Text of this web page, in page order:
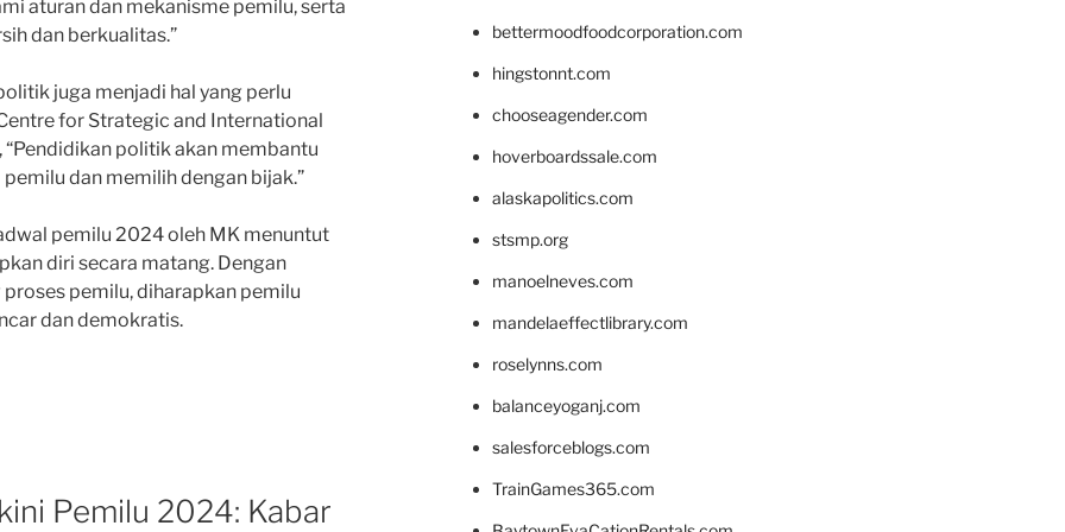
aturan dan mekanisme pemilu, serta
dan berkualitas.”
juga menjadi hal yang perlu
for Strategic and International
“Pendidikan politik akan membantu
dan memilih dengan bijak.”
pemilu 2024 oleh MK menuntut
diri secara matang. Dengan
pemilu, diharapkan pemilu
dan demokratis.
Pemilu 2024: Kabar
bettermoodfoodcorporation.com
hingstonnt.com
chooseagender.com
hoverboardssale.com
alaskapolitics.com
stsmp.org
manoelneves.com
mandelaeffectlibrary.com
roselynns.com
balanceyoganj.com
salesforceblogs.com
TrainGames365.com